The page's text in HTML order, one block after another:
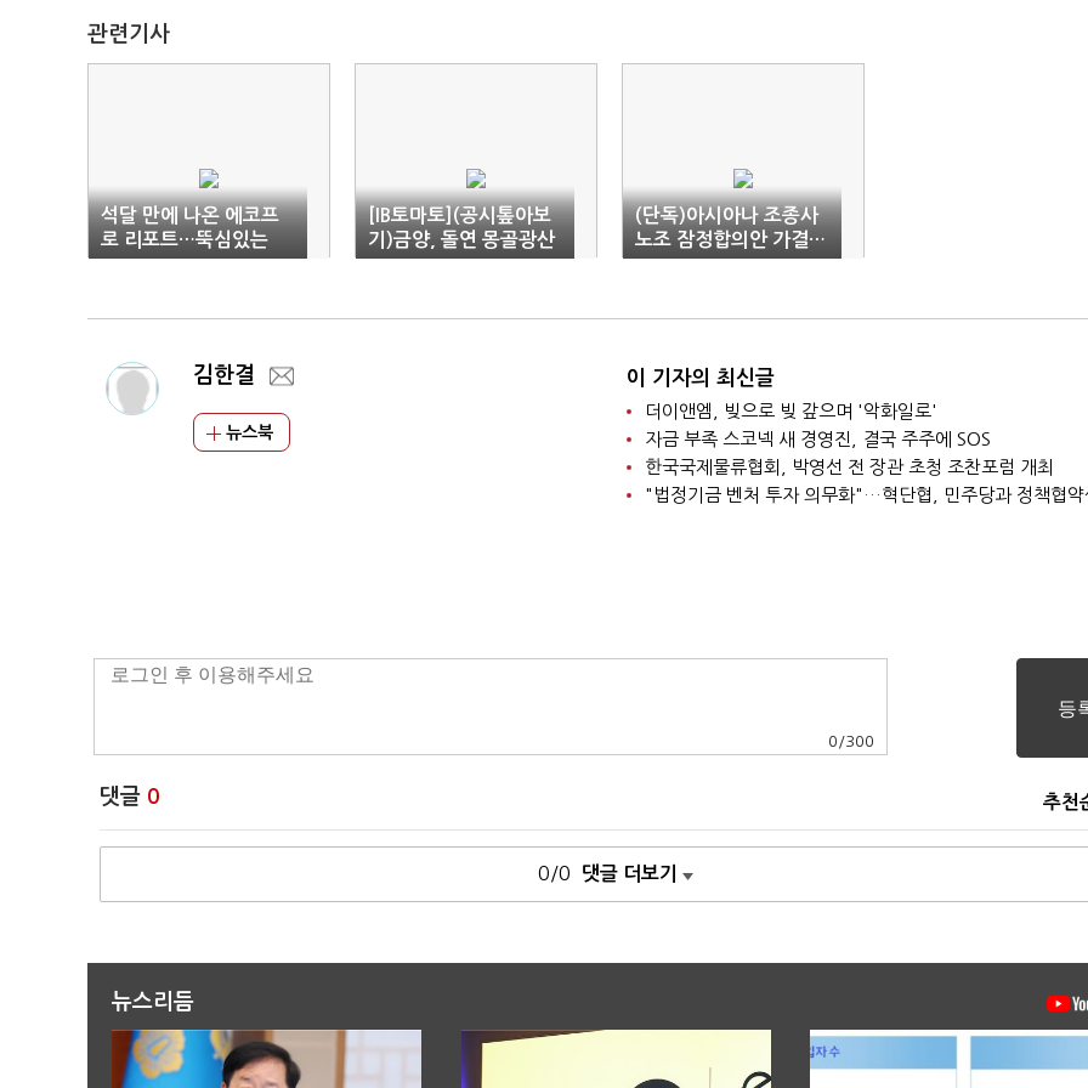
관련기사
석달 만에 나온 에코프
로 리포트…뚝심있는
'매도' 의견
[IB토마토](공시톺아보
기)금양, 돌연 몽골광산
이슈몰이…시장 의심 떨
(단독)아시아나 조종사
노조 잠정합의안 가결…
대한항공은?
김한결
뉴스북
이 기자의 최신글
더이앤엠, 빚으로 빚 갚으며 '악화일로'
자금 부족 스코넥 새 경영진, 결국 주주에 SOS
한국국제물류협회, 박영선 전 장관 초청 조찬포럼 개최
"법정기금 벤처 투자 의무화"…혁단협, 민주당과 정책협약
0 /300
댓글 0 추천
0/0 댓글 더보기
뉴스리듬